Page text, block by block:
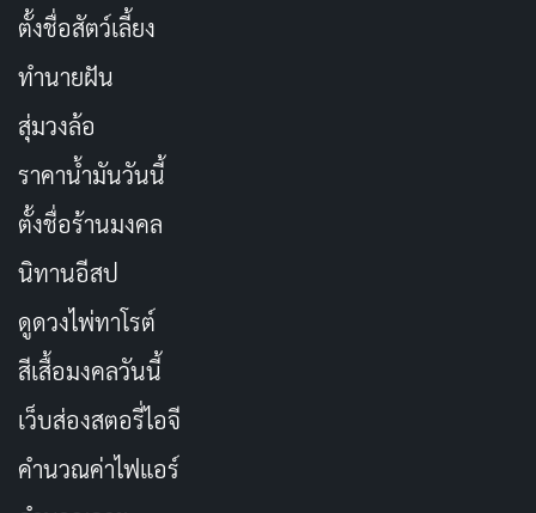
หน้าละม้ายเซโตะ คันนะ
ตั้งชื่อสัตว์เลี้ยง
ทำนายฝัน
สุ่มวงล้อ
ราคาน้ำมันวันนี้
ตั้งชื่อร้านมงคล
นิทานอีสป
ดูดวงไพ่ทาโรต์
สีเสื้อมงคลวันนี้
เว็บส่องสตอรี่ไอจี
คำนวณค่าไฟแอร์